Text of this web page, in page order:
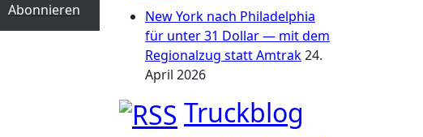
Abonnieren
New York nach Philadelphia
für unter 31 Dollar — mit dem
Regionalzug statt Amtrak24.
April 2026
Truckblog